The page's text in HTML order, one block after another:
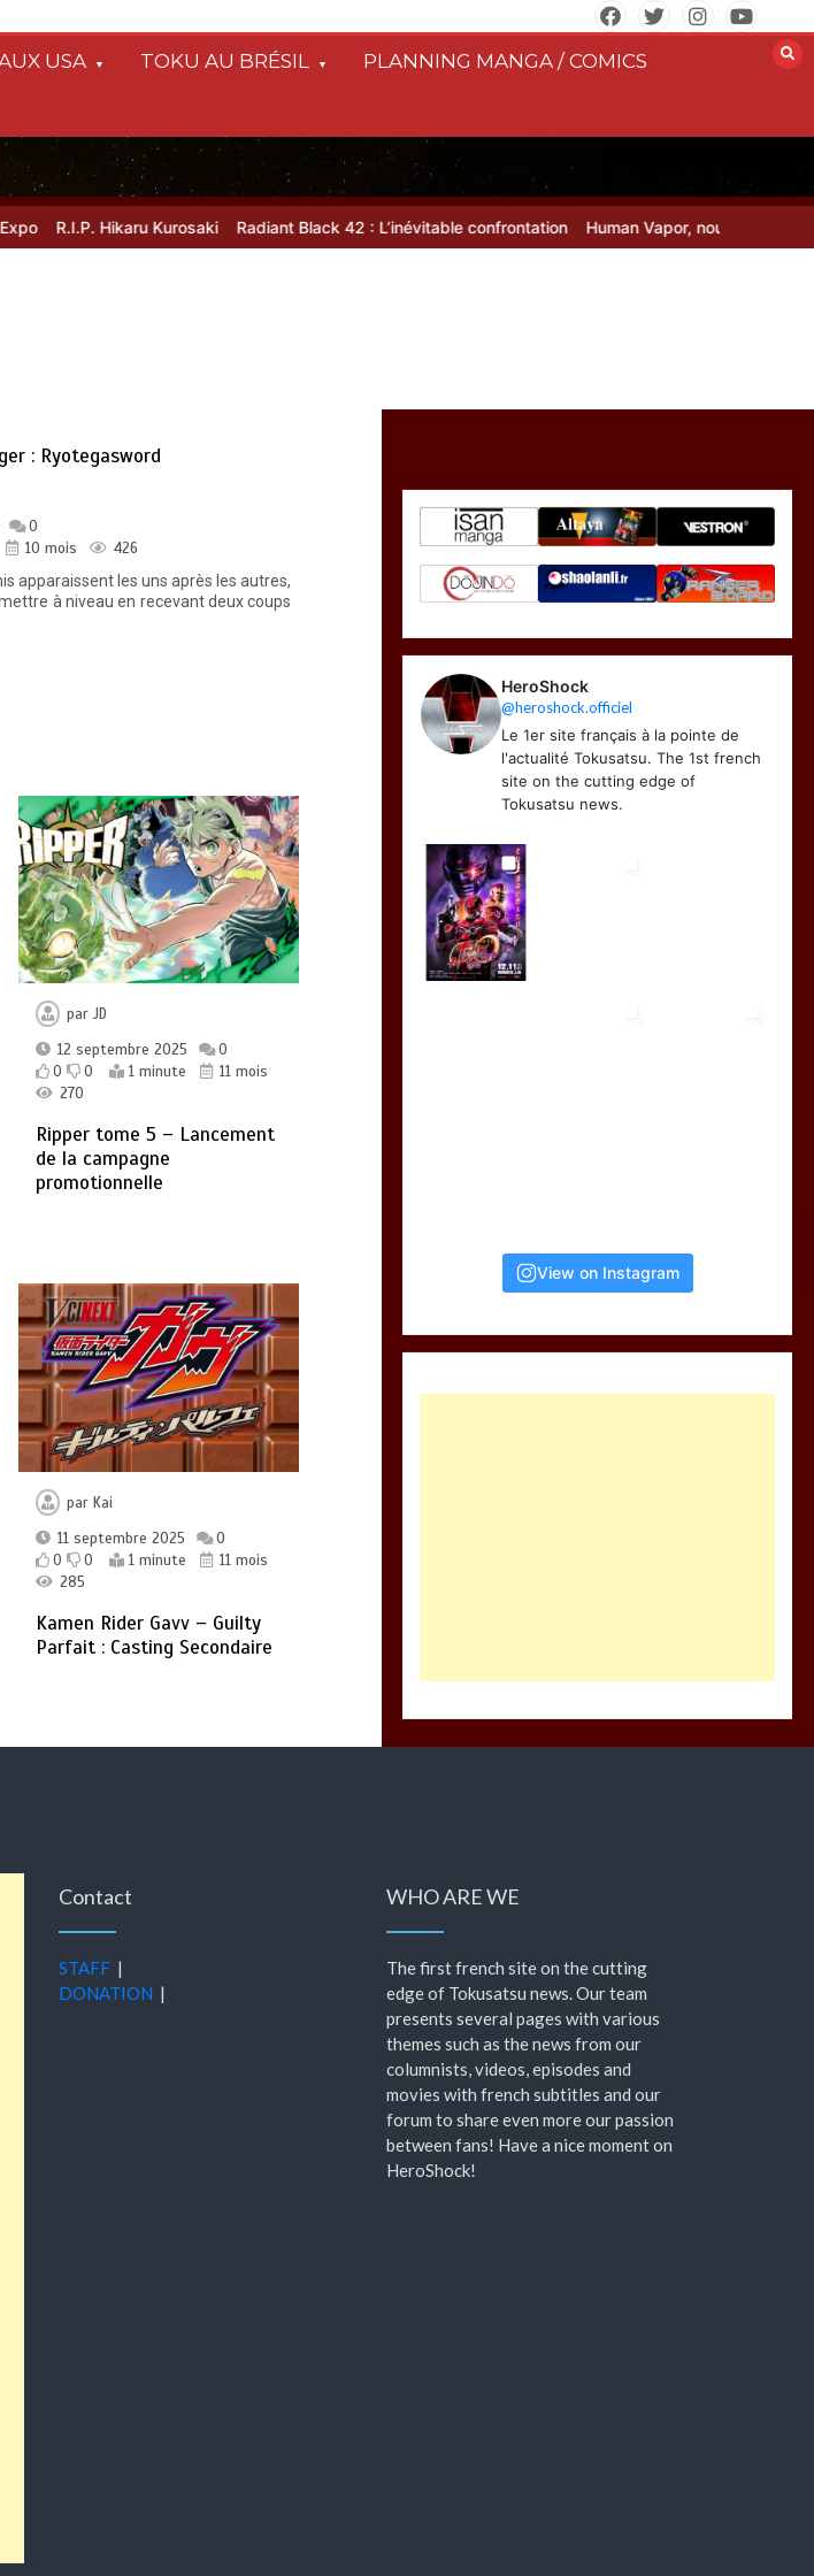
USA TOKU AU BRÉSIL PLANNING MANGA / COMICS
R.I.P. Hikaru Kurosaki Radiant Black 42 : L’inévitable confrontation Human Vapor, nouvelle série
: Ryotegasword
0
10 mois
426
apparaissent les uns après les autres,
à niveau en recevant deux coups
parJD
12 septembre 2025
0
0
0 1 minute
11 mois
270
Ripper tome 5 – Lancement
de la campagne
promotionnelle
par Kai
11 septembre 2025
0
0
0 1 minute
11 mois
285
Kamen Rider Gavv – Guilty
Parfait : Casting Secondaire
HeroShock
@heroshock.officiel
Le 1er site français à la pointe de
l'actualité Tokusatsu. The 1st french
site on the cutting edge of
Tokusatsu news.
View on Instagram
Contact
STAFF |
DONATION |
WHO ARE WE
The first french site on the cutting
edge of Tokusatsu news. Our team
presents several pages with various
themes such as the news from our
columnists, videos, episodes and
movies with french subtitles and our
forum to share even more our passion
between fans! Have a nice moment on
HeroShock!